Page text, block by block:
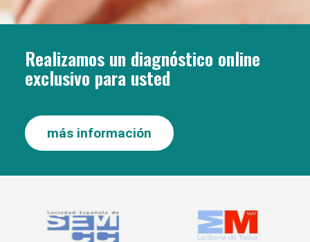
Realizamos un diagnóstico online
exclusivo para usted
más información